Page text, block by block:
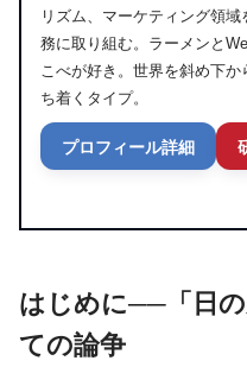
リズム、マーケティング領
務に取り組む。ラーメンと
こべが好き。世界を斜め下
ち着くタイプ。
プロフィール詳細
はじめに──「日
ての論争